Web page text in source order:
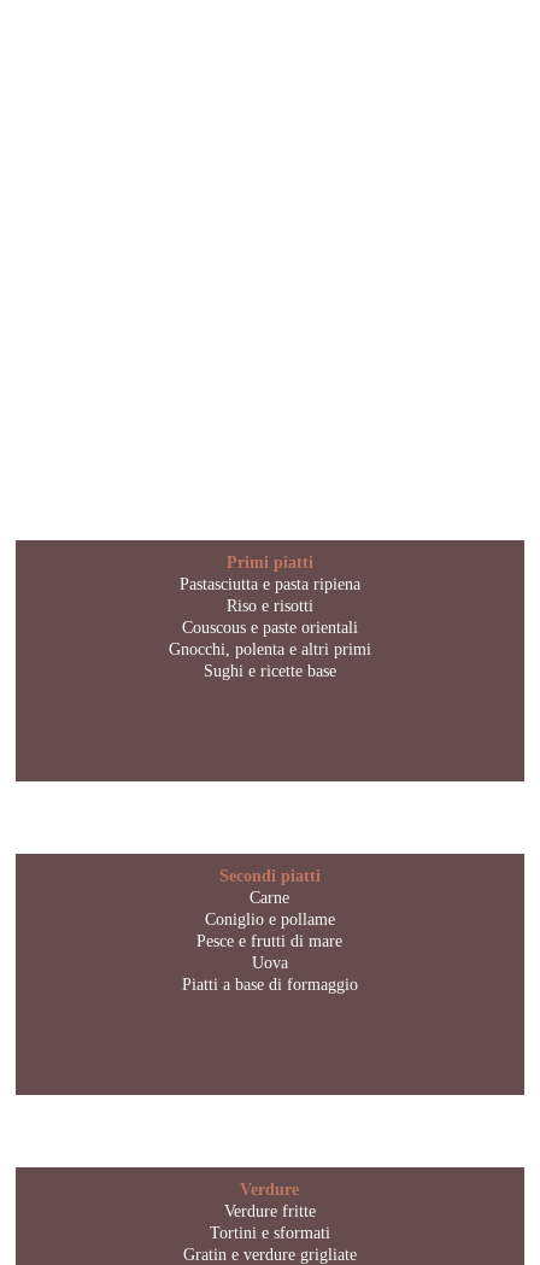
Primi piatti
Pastasciutta e pasta ripiena
Riso e risotti
Couscous e paste orientali
Gnocchi, polenta e altri primi
Sughi e ricette base
Secondi piatti
Carne
Coniglio e pollame
Pesce e frutti di mare
Uova
Piatti a base di formaggio
Verdure
Verdure fritte
Tortini e sformati
Gratin e verdure grigliate